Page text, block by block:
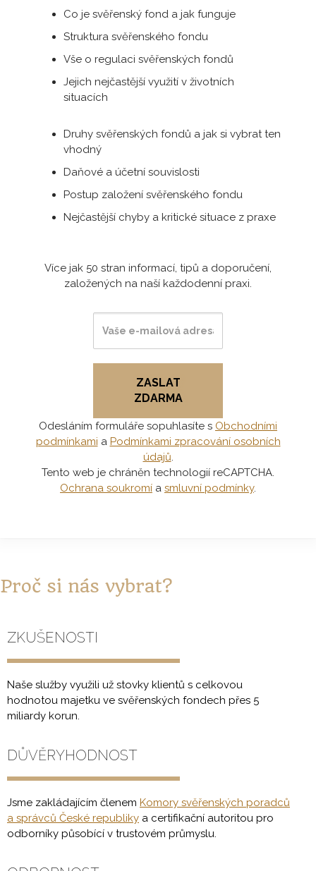
Co je svěřenský fond a jak funguje
Struktura svěřenského fondu
Vše o regulaci svěřenských fondů
Jejich nejčastější využití v životních
situacích
Druhy svěřenských fondů a jak si vybrat ten
vhodný
Daňové a účetní souvislosti
Postup založení svěřenského fondu
Nejčastější chyby a kritické situace z praxe
Více jak 50 stran informací, tipů a doporučení,
založených na naší každodenní praxi.
ZASLAT
ZDARMA
Odesláním formuláře sopuhlasíte s Obchodními
podmínkami a Podmínkami zpracování osobních
údajů.
Tento web je chráněn technologií reCAPTCHA.
Ochrana soukromí a smluvní podmínky.
Proč si nás vybrat?
ZKUŠENOSTI
Naše služby využili už stovky klientů s celkovou
hodnotou majetku ve svěřenských fondech přes 5
miliardy korun.
DŮVĚRYHODNOST
Jsme zakládajícím členem Komory svěřenských poradců
a správců České republiky a certifikační autoritou pro
odborníky působící v trustovém průmyslu.